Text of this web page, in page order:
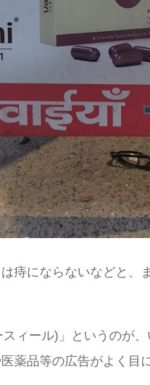
痔にならないなどと
スィール)」というのが
薬品等の広告がよく目